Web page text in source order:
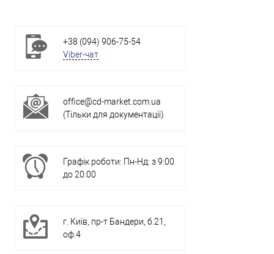
+38 (094) 906-75-54
Viber-чат
office@cd-market.com.ua
(Тільки для документації)
Графік роботи: Пн-Нд: з 9:00
до 20:00
г. Київ, пр-т Бандери, б.21,
оф.4